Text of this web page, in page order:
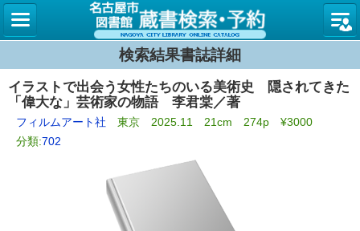
名古屋
検索結果書誌詳細
イラストで出会う女性たちのいる美術史 隠されてきた
「偉大な」芸術家の物語 李君棠／著
フィルムアート社 東京 2025.11 21cm 274p ¥3000
分類:702